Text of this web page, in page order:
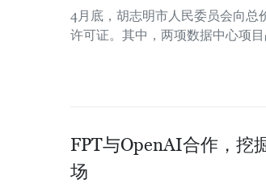
4月底，胡志明市人民委员会向总
许可证。其中，两项数据中心项
FPT与OpenAI合作，挖
场